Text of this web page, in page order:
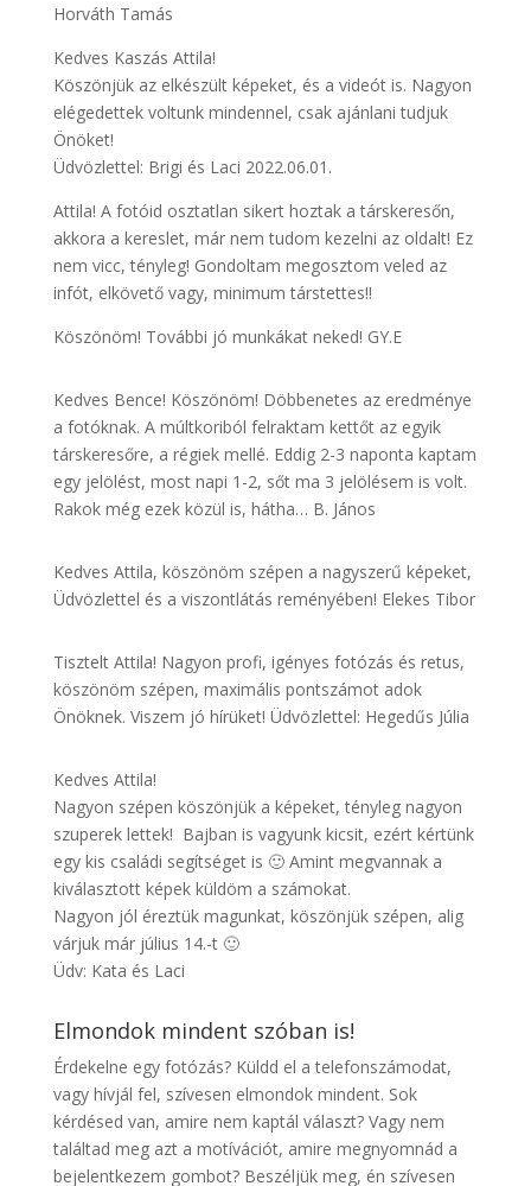
Horváth Tamás
Kedves Kaszás Attila!
Köszönjük az elkészült képeket, és a videót is. Nagyon
elégedettek voltunk mindennel, csak ajánlani tudjuk
Önöket!
Üdvözlettel: Brigi és Laci 2022.06.01.
Attila! A fotóid osztatlan sikert hoztak a társkeresőn,
akkora a kereslet, már nem tudom kezelni az oldalt! Ez
nem vicc, tényleg! Gondoltam megosztom veled az
infót, elkövető vagy, minimum társtettes!!
Köszönöm! További jó munkákat neked! GY.E
Kedves Bence! Köszönöm! Döbbenetes az eredménye
a fotóknak. A múltkoriból felraktam kettőt az egyik
társkeresőre, a régiek mellé. Eddig 2-3 naponta kaptam
egy jelölést, most napi 1-2, sőt ma 3 jelölésem is volt.
Rakok még ezek közül is, hátha… B. János
Kedves Attila, köszönöm szépen a nagyszerű képeket,
Üdvözlettel és a viszontlátás reményében! Elekes Tibor
Tisztelt Attila! Nagyon profi, igényes fotózás és retus,
köszönöm szépen, maximális pontszámot adok
Önöknek. Viszem jó hírüket! Üdvözlettel: Hegedűs Júlia
Kedves Attila!
Nagyon szépen köszönjük a képeket, tényleg nagyon
szuperek lettek! Bajban is vagyunk kicsit, ezért kértünk
egy kis családi segítséget is 🙂 Amint megvannak a
kiválasztott képek küldöm a számokat.
Nagyon jól éreztük magunkat, köszönjük szépen, alig
várjuk már július 14.-t 🙂
Üdv: Kata és Laci
Elmondok mindent szóban is!
Érdekelne egy fotózás? Küldd el a telefonszámodat,
vagy hívjál fel, szívesen elmondok mindent. Sok
kérdésed van, amire nem kaptál választ? Vagy nem
találtad meg azt a motívációt, amire megnyomnád a
bejelentkezem gombot? Beszéljük meg, én szívesen